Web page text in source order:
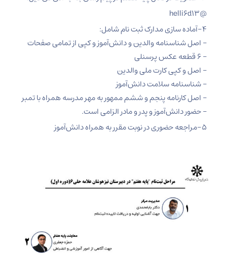
@helli۶d۱۳
۴-آماده سازی مدارک ثبت نام شامل:
– اصل شناسنامه والدین و دانش‌آموز و کپی از تمامی صفحات
– ۶ قطعه عکس پرسنلی
– اصل و کپی کارت ملی والدین
– شناسنامه سلامت دانش‌آموز
– اصل کارنامه پنجم و ششم ممهور به مهر مدرسه همراه با تمبر
– حضور دانش‌آموز و پدر و مادر الزامی است.
۵-مراجعه حضوری در نوبت مقرر به همراه دانش‌آموز